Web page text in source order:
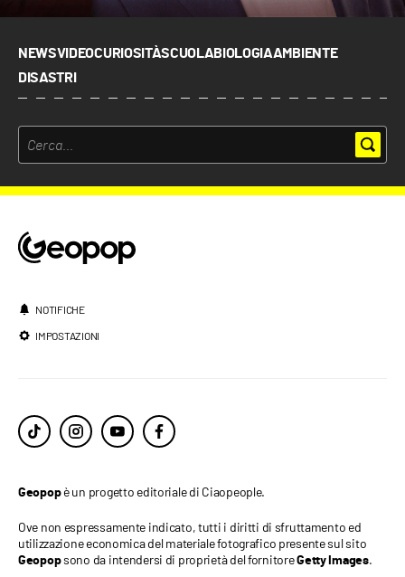
NEWSVIDEOCURIOSITÀSCUOLABIOLOGIAAMBIENTE
DISASTRI
NOTIFICHE
IMPOSTAZIONI
Geopopè un progetto editoriale di Ciaopeople.
Ove non espressamente indicato, tutti i diritti di sfruttamento ed
utilizzazione economica del materiale fotografico presente sul sito
Geopopsono da intendersi di proprietà del fornitoreGetty Images.